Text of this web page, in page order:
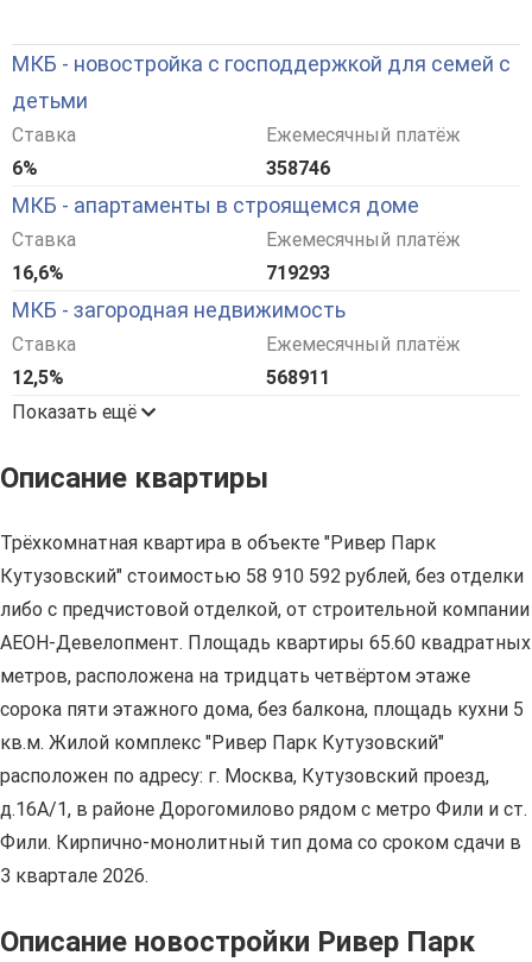
МКБ - новостройка с господдержкой для семей с
детьми
Ставка
6%
Ежемесячный платёж
358746
МКБ - апартаменты в строящемся доме
Ставка
16,6%
Ежемесячный платёж
719293
МКБ - загородная недвижимость
Ставка
12,5%
Ежемесячный платёж
568911
Показать ещё
Описание квартиры
Трёхкомнатная квартира в объекте "Ривер Парк
Кутузовский" стоимостью 58 910 592 рублей, без отделки
либо с предчистовой отделкой, от строительной компании
АЕОН-Девелопмент. Площадь квартиры 65.60 квадратных
метров, расположена на тридцать четвёртом этаже
сорока пяти этажного дома, без балкона, площадь кухни 5
кв.м. Жилой комплекс "Ривер Парк Кутузовский"
расположен по адресу: г. Москва, Кутузовский проезд,
д.16А/1, в районе Дорогомилово рядом с метро Фили и ст.
Фили. Кирпично-монолитный тип дома со сроком сдачи в
3 квартале 2026.
Описание новостройки Ривер Парк